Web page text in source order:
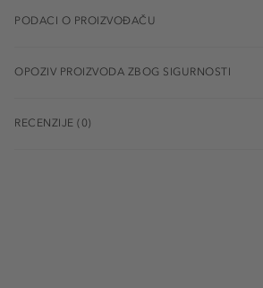
PODACI O PROIZVOĐAČU
OPOZIV PROIZVODA ZBOG SIGURNOSTI
RECENZIJE (0)